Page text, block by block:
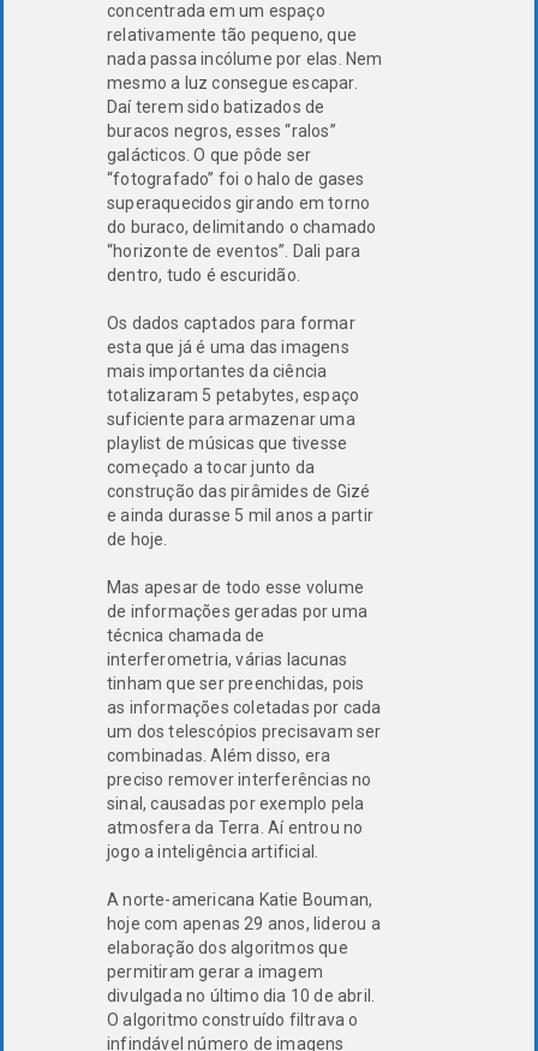
concentrada em um espaço
relativamente tão pequeno, que
nada passa incólume por elas. Nem
mesmo a luz consegue escapar.
Daí terem sido batizados de
buracos negros, esses “ralos”
galácticos. O que pôde ser
“fotografado” foi o halo de gases
superaquecidos girando em torno
do buraco, delimitando o chamado
“horizonte de eventos”. Dali para
dentro, tudo é escuridão.
Os dados captados para formar
esta que já é uma das imagens
mais importantes da ciência
totalizaram 5 petabytes, espaço
suficiente para armazenar uma
playlist de músicas que tivesse
começado a tocar junto da
construção das pirâmides de Gizé
e ainda durasse 5 mil anos a partir
de hoje.
Mas apesar de todo esse volume
de informações geradas por uma
técnica chamada de
interferometria, várias lacunas
tinham que ser preenchidas, pois
as informações coletadas por cada
um dos telescópios precisavam ser
combinadas. Além disso, era
preciso remover interferências no
sinal, causadas por exemplo pela
atmosfera da Terra. Aí entrou no
jogo a inteligência artificial.
A norte-americana Katie Bouman,
hoje com apenas 29 anos, liderou a
elaboração dos algoritmos que
permitiram gerar a imagem
divulgada no último dia 10 de abril.
O algoritmo construído filtrava o
infindável número de imagens